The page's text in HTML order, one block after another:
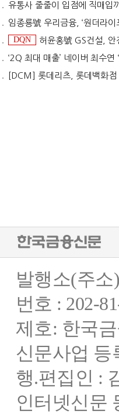
유통사 줄줄이 입점에 직매
임종룡號 우리금융, ‘원더라이프’ 중심 시
DQN
허윤홍號 GS건설, 안
‘2Q 최대 매출’ 네이버 최수
[DCM] 롯데리츠, 롯데백화
발행소(주
번호 : 202-
제호: 한국
신문사업 등
행.편집인 :
인터넷신문